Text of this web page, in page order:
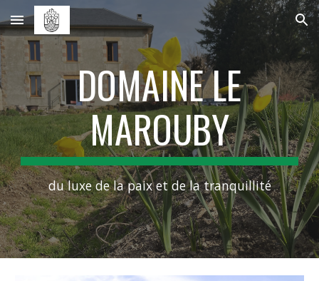
Skip to main content Skip to navigation
DOMAINE LE
MAROUBY
du luxe de la paix et de la tranquillité